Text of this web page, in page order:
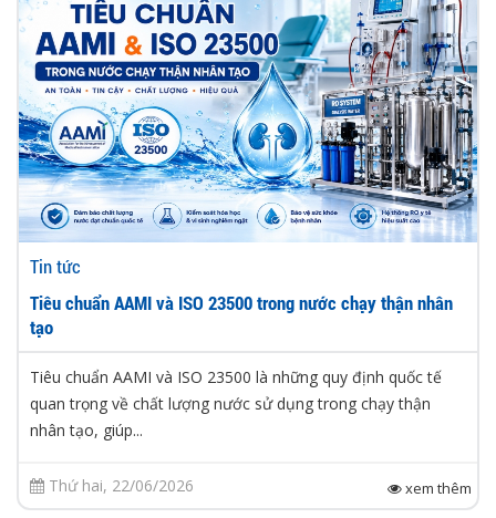
Tin tức
Tiêu chuẩn AAMI và ISO 23500 trong nước chạy thận nhân
tạo
Tiêu chuẩn AAMI và ISO 23500 là những quy định quốc tế
quan trọng về chất lượng nước sử dụng trong chạy thận
nhân tạo, giúp...
Thứ hai, 22/06/2026 xem thêm